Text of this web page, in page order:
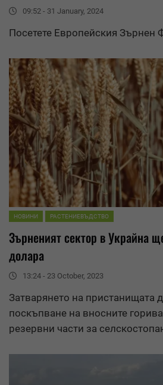
09:52 - 31 January, 2024
Посетете Европейския Зърнен
НОВИНИ РАСТЕНИЕВЪДСТВО
Зърненият сектор в Украйна
долара
13:24 - 23 October, 2023
Затварянето на пристанищата
поскъпване на вносните
резервни части за